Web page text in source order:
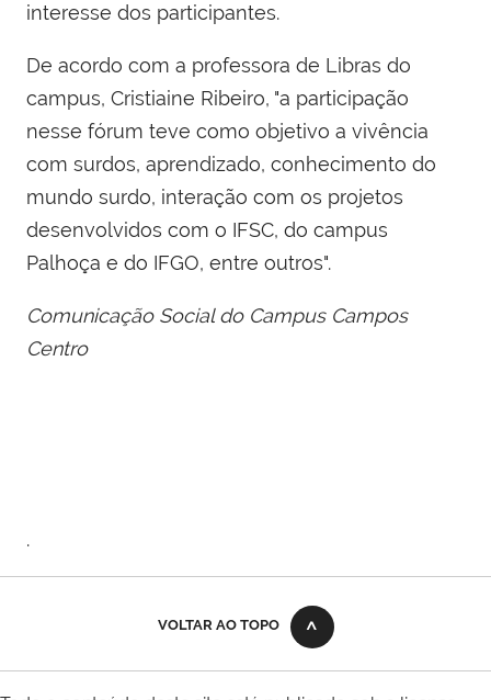
interesse dos participantes.
De acordo com a professora de Libras do
campus, Cristiaine Ribeiro, "a participação
nesse fórum teve como objetivo a vivência
com surdos, aprendizado, conhecimento do
mundo surdo, interação com os projetos
desenvolvidos com o IFSC, do campus
Palhoça e do IFGO, entre outros".
Comunicação Social do Campus Campos
Centro
.
VOLTAR AO TOPO